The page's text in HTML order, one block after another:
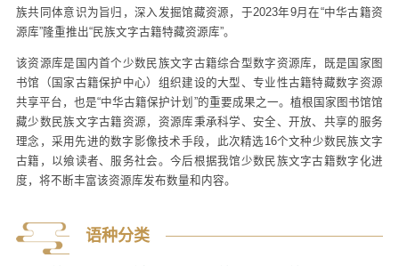
族共同体意识为旨归，深入发掘馆藏资源，于2023年9月在“中华古籍资
源库”隆重推出“民族文字古籍特藏资源库”。
该资源库是国内首个少数民族文字古籍综合型数字资源库，既是国家图
书馆（国家古籍保护中心）组织建设的大型、专业性古籍特藏数字资源
共享平台，也是“中华古籍保护计划”的重要成果之一。植根国家图书馆馆
藏少数民族文字古籍资源，资源库秉承科学、安全、开放、共享的服务
理念，采用先进的数字影像技术手段，此次精选16个文种少数民族文字
古籍，以飨读者、服务社会。今后根据我馆少数民族文字古籍数字化进
度，将不断丰富该资源库发布数量和内容。
语种分类